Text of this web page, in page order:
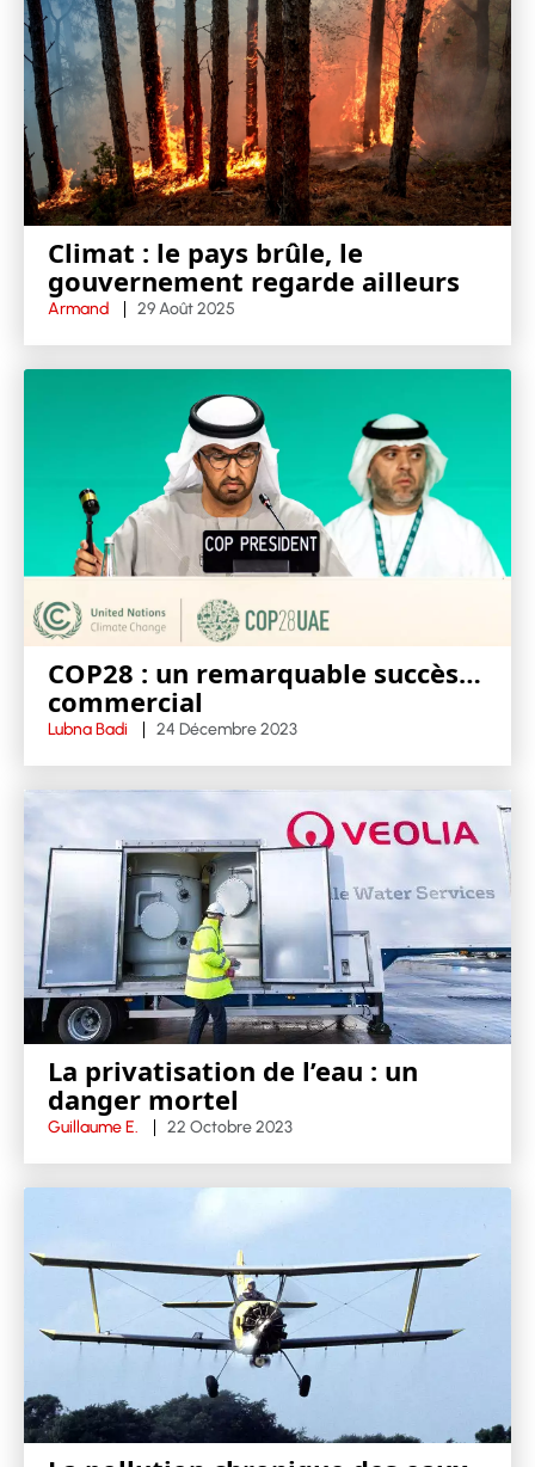
Climat : le pays brûle, le
gouvernement regarde ailleurs
Armand 29 Août 2025
COP28 : un remarquable succès…
commercial
Lubna Badi 24 Décembre 2023
La privatisation de l’eau : un
danger mortel
Guillaume E. 22 Octobre 2023